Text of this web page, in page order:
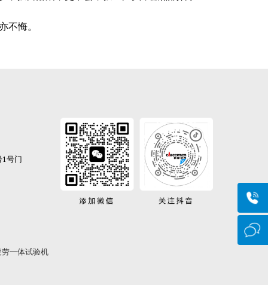
不悔。
1号门
劳一体试验机